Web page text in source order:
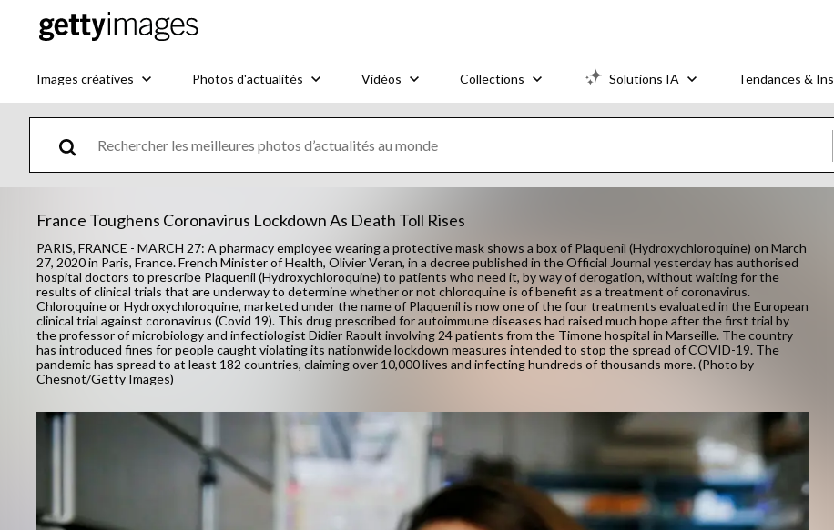
Images créatives Photos d'actualités Vidéos Collections Solutions IA Tendances &
France Toughens Coronavirus Lockdown As Death Toll Rises
PARIS, FRANCE - MARCH 27: A pharmacy employee wearing a protective mask shows a box of Plaquenil (Hydroxychloroquine) on March
27, 2020 in Paris, France. French Minister of Health, Olivier Veran, in a decree published in the Official Journal yesterday has authorised
hospital doctors to prescribe Plaquenil (Hydroxychloroquine) to patients who need it, by way of derogation, without waiting for the
results of clinical trials that are underway to determine whether or not chloroquine is of benefit as a treatment of coronavirus.
Chloroquine or Hydroxychloroquine, marketed under the name of Plaquenil is now one of the four treatments evaluated in the European
clinical trial against coronavirus (Covid 19). This drug prescribed for autoimmune diseases had raised much hope after the first trial by
the professor of microbiology and infectiologist Didier Raoult involving 24 patients from the Timone hospital in Marseille. The country
has introduced fines for people caught violating its nationwide lockdown measures intended to stop the spread of COVID-19. The
pandemic has spread to at least 182 countries, claiming over 10,000 lives and infecting hundreds of thousands more. (Photo by
Chesnot/Getty Images)